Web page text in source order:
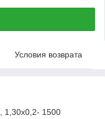
Условия возврата
1,30х0,2- 1500